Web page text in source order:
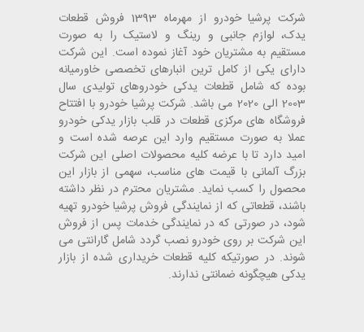
شرکت پرشیا خودرو از مهرماه 1393 فروش قطعات
یدک، لوازم جانبی و رینگ و لاستیک را به صورت
مستقیم به مشتریان خود آغاز نموده است. این شرکت
دارای یکی از کامل ترین انبارهای تخصصی خاورمیانه
بوده که شامل قطعات یدکی خودروهای تولیدی سال
2003 الی 2020 می باشد. شرکت پرشیا خودرو با افتتاح
فروشگاه های مرکزی قطعات در قلب بازار یدکی خودرو
عملا به صورت مستقیم وارد این عرصه شده است و
امید دارد تا با عرضه کلیه محصولات اصلی این شرکت
بزرگ آلمانی با قیمت های مناسب، سهمی از بازار این
محصول را کسب نماید. مشتریان محترم در نظر داشته
باشند، قطعاتی که از نمایندگی فروش پرشیا خودرو تهیه
شود، در صورتی که در نمایندگی خدمات پس از فروش
این شرکت بر روی خودرو نصب گردد شامل گارانتی می
شوند. در صورتیکه کلیه قطعات خریداری شده از بازار
یدکی هیچگونه ضمانتی ندارند.